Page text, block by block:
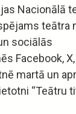
Nacionālā
teātra
sociālās
Facebook, X,
martā un
“Teātru